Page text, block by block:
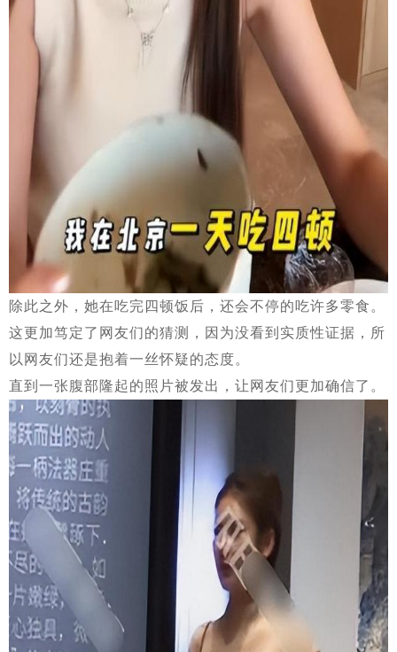
除此之外，她在吃完四顿饭后，还会不停的吃许多零食。
这更加笃定了网友们的猜测，因为没看到实质性证据，所
以网友们还是抱着一丝怀疑的态度。
直到一张腹部隆起的照片被发出，让网友们更加确信了。